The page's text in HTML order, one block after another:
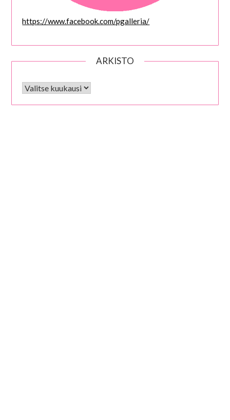
https://www.facebook.com/pgalleria/
ARKISTO
Arkisto